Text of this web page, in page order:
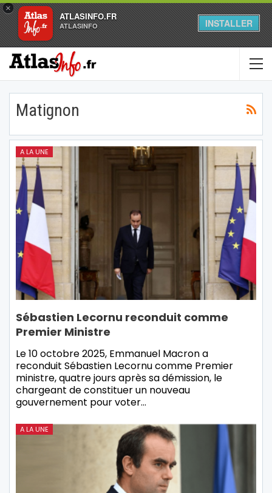
×
ATLASINFO.FR
ATLASINFO INSTALLER
Matignon
A LA UNE
Sébastien Lecornu reconduit comme
Premier Ministre
Le 10 octobre 2025, Emmanuel Macron a
reconduit Sébastien Lecornu comme Premier
ministre, quatre jours après sa démission, le
chargeant de constituer un nouveau
gouvernement pour voter…
A LA UNE